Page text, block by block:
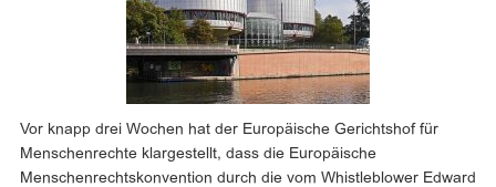
Vor knapp drei Wochen hat der Europäische Gerichtshof für
Menschenrechte klargestellt, dass die Europäische
Menschenrechtskonvention durch die vom Whistleblower Edward